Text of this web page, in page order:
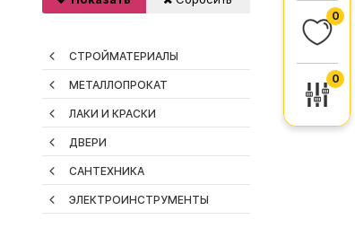
СТРОЙМАТЕРИАЛЫ
МЕТАЛЛОПРОКАТ
ЛАКИ И КРАСКИ
ДВЕРИ
САНТЕХНИКА
ЭЛЕКТРОИНСТРУМЕНТЫ
0
0